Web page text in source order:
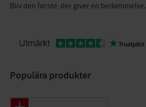
Bliv den første, der giver en bedømmelse.
Populära produkter